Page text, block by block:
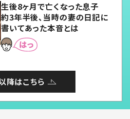
生後8ヶ月で亡くなった息子
約3年半後、当時の妻の日記に
書いてあった本音とは
降はこちら